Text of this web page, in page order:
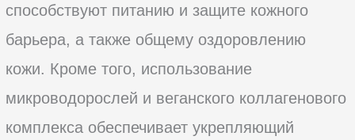
способствуют питанию и защите кожного
барьера, а также общему оздоровлению
кожи. Кроме того, использование
микроводорослей и веганского коллагенового
комплекса обеспечивает укрепляющий